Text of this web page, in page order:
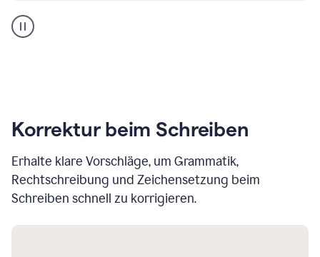
product
example
Korrektur beim Schreiben
Erhalte klare Vorschläge, um Grammatik,
Rechtschreibung und Zeichensetzung beim
Schreiben schnell zu korrigieren.